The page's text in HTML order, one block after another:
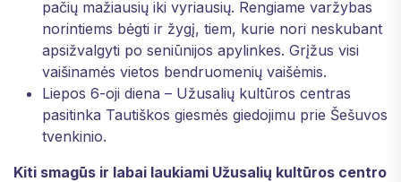
pačių mažiausių iki vyriausių. Rengiame varžybas
norintiems bėgti ir žygį, tiem, kurie nori neskubant
apsižvalgyti po seniūnijos apylinkes. Grįžus visi
vaišinamės vietos bendruomenių vaišėmis.
Liepos 6-oji diena – Užusalių kultūros centras
pasitinka Tautiškos giesmės giedojimu prie Šešuvos
tvenkinio.
Kiti smagūs ir labai laukiami Užusalių kultūros centro